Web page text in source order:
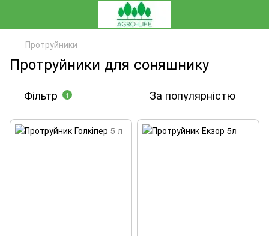
Протруйники
Протруйники для соняшнику
Фільтр 1 За популярністю